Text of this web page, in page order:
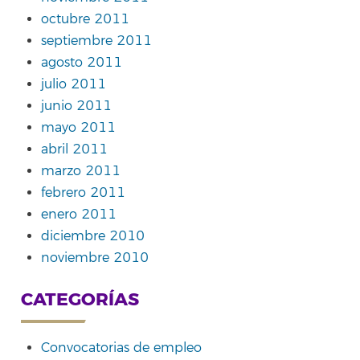
octubre 2011
septiembre 2011
agosto 2011
julio 2011
junio 2011
mayo 2011
abril 2011
marzo 2011
febrero 2011
enero 2011
diciembre 2010
noviembre 2010
CATEGORÍAS
Convocatorias de empleo